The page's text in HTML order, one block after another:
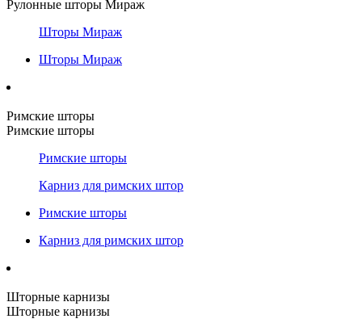
Рулонные шторы Мираж
Шторы Мираж
Шторы Мираж
Римские шторы
Римские шторы
Римские шторы
Карниз для римских штор
Римские шторы
Карниз для римских штор
Шторные карнизы
Шторные карнизы